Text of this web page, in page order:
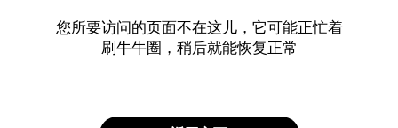
您所要访问的页面不在这儿，它可能正忙着
刷牛牛圈，稍后就能恢复正常